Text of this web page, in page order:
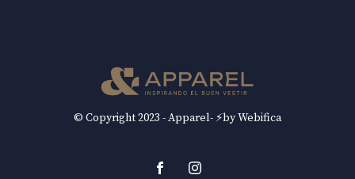
© Copyright 2023 - Apparel- ⚡by Webifica